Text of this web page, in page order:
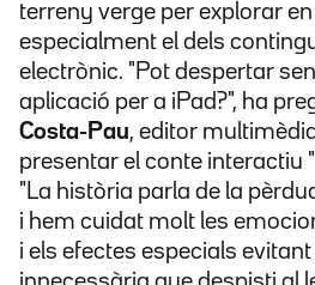
terreny verge per explorar
especialment el dels
electrònic. "Pot despertar
aplicació per a iPad?", ha
Costa-Pau, editor
presentar el conte interactiu
"La història parla de la
i hem cuidat molt les
i els efectes especials